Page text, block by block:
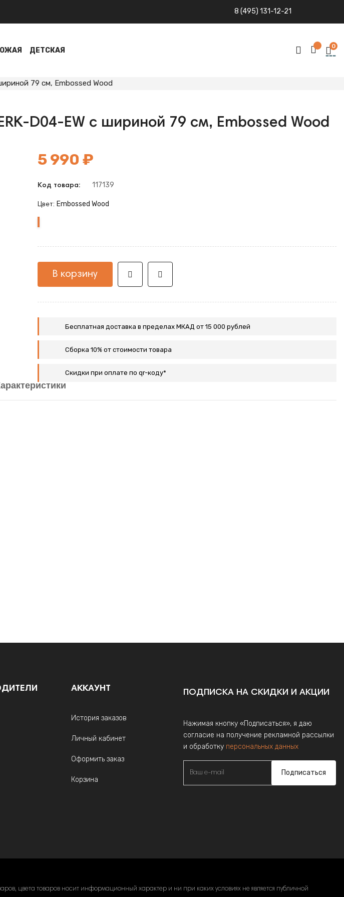
8 (495) 131-12-21
ДЕТСКАЯ
0
79 см, Embossed Wood
D04-EW с шириной 79 см, Embossed Wood
5 990 ₽
Код товара: 117139
Цвет: Embossed Wood
Wood
В корзину
Бесплатная доставка в пределах МКАД от 15 000 рублей
Сборка 10% от стоимости товара
Скидки при оплате по qr-коду*
АККАУНТ
История заказов
Личный кабинет
Оформить заказ
Корзина
ПОДПИСКА НА СКИДКИ И АКЦИИ
Нажимая кнопку «Подписаться», я даю
согласие на получение рекламной рассылки
и обработку персональных данных
Подписаться
цвета товаров носит информационный характер и ни при каких условиях не является публичной